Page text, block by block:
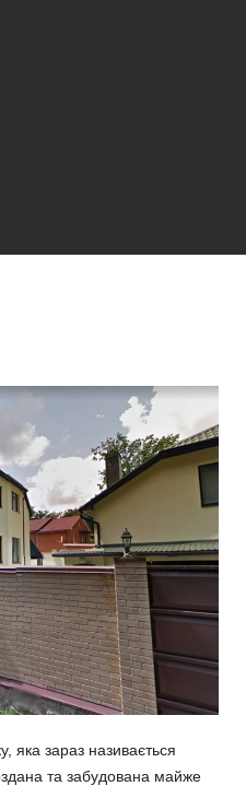
яка зараз називається
та забудована майже